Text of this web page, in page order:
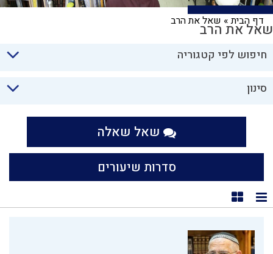
דף הבית» שאל את הרבשאל את הרב
חיפוש לפי קטגוריה
סינון
שאל שאלה
סדרות שיעורים
תצוגת רשימה
תצוגת קוביות